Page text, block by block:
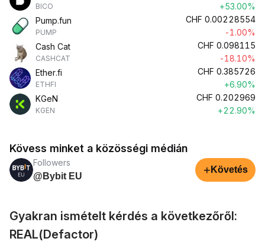
BICO
+53.00%
Pump.fun
PUMP
CHF 0.00228554
-1.00%
Cash Cat
CASHCAT
CHF 0.098115
-18.10%
Ether.fi
ETHFI
CHF 0.385726
+6.90%
KGeN
KGEN
CHF 0.202969
+22.90%
Kövess minket a közösségi médián
Followers
@Bybit EU
+ Követés
Gyakran ismételt kérdés a következőről:
REAL(Defactor)